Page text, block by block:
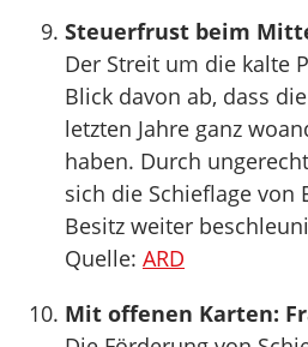
Steuerfrust beim
Der Streit um die kalte
Blick davon ab, dass
letzten Jahre ganz
haben. Durch
sich die Schieflage von
Besitz weiter
Quelle: ARD
Mit offenen Karten: